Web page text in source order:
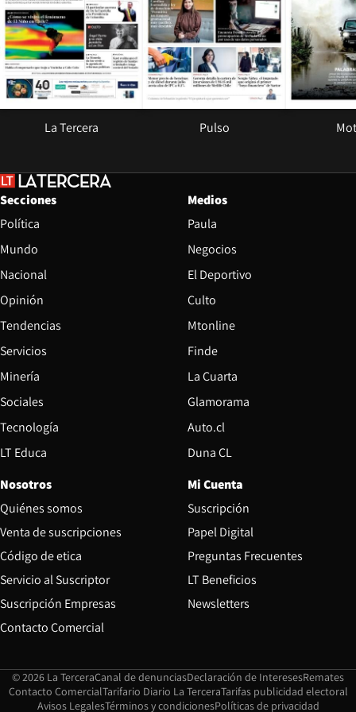
La Tercera Pulso
Secciones
Política
Mundo
Nacional
Opinión
Tendencias
Servicios
Minería
Sociales
Tecnología
LT Educa
Medios
Paula
Negocios
El Deportivo
Culto
Mtonline
Finde
La Cuarta
Glamorama
Auto.cl
Duna CL
Nosotros
Quiénes somos
Venta de suscripciones
Código de etica Opens in new window
Servicio al Suscriptor
Suscripción Empresas
Contacto Comercial
Mi Cuenta
Suscripción
Papel Digital
Preguntas Frecuentes
LT Beneficios
Newsletters
© 2026 La TerceraCanal de denunciasOpens in new window
Declaración de InteresesOpens in
Remates
Contacto ComercialOpens in new window
Tarifario Diario La TerceraOpens in new window
Tarifas publicidad electoral
Avisos LegalesOpens in new window
Términos y condicionesPolíticas de privacidad